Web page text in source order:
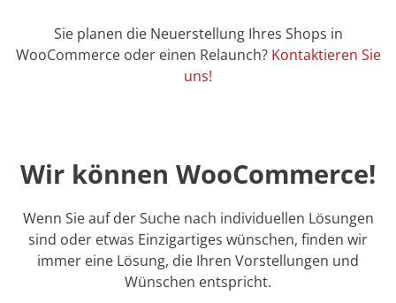
Sie planen die Neuerstellung Ihres Shops in
WooCommerce oder einen Relaunch? Kontaktieren Sie
uns!
Wir können WooCommerce!
Wenn Sie auf der Suche nach individuellen Lösungen
sind oder etwas Einzigartiges wünschen, finden wir
immer eine Lösung, die Ihren Vorstellungen und
Wünschen entspricht.